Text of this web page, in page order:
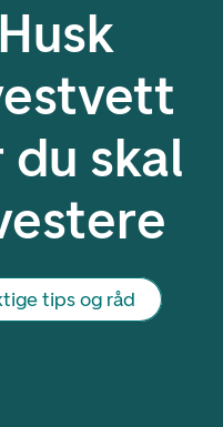
Husk
du skal
tips og råd